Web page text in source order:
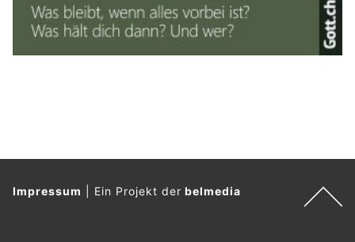
Impressum Ein Projekt derbelmedia